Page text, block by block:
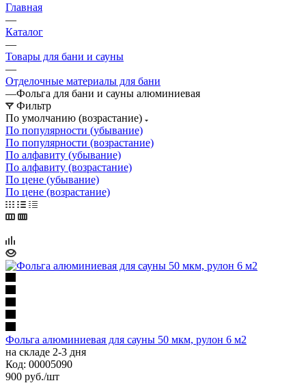
Главная
—
Каталог
—
Товары для бани и сауны
—
Отделочные материалы для бани
—Фольга для бани и сауны алюминиевая
Фильтр
По умолчанию (возрастание)
По популярности (убывание)
По популярности (возрастание)
По алфавиту (убывание)
По алфавиту (возрастание)
По цене (убывание)
По цене (возрастание)
Фольга алюминиевая для сауны 50 мкм, рулон 6 м2
на складе 2-3 дня
Код: 00005090
900 руб./шт